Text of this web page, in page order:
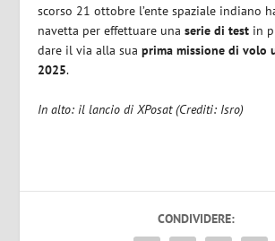
scorso 21 ottobre l’ente spaziale indiano
navetta per effettuare unaserie di test in
dare il via alla suaprima missione di volo
2025.
In alto: il lancio di XPosat (Crediti: Isro)
CONDIVIDERE: